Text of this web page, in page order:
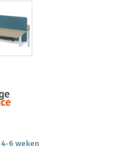
4-6 weken